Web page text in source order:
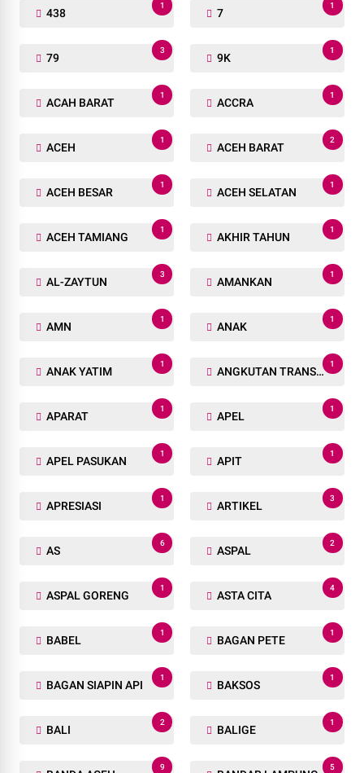
438
1
7
1
79
3
9K
1
ACAH BARAT
1
ACCRA
1
ACEH
1
ACEH BARAT
2
ACEH BESAR
1
ACEH SELATAN
1
ACEH TAMIANG
1
AKHIR TAHUN
1
AL-ZAYTUN
3
AMANKAN
1
AMN
1
ANAK
1
ANAK YATIM
1
ANGKUTAN TRANSPORTASI
1
APARAT
1
APEL
1
APEL PASUKAN
1
APIT
1
APRESIASI
1
ARTIKEL
3
AS
6
ASPAL
2
ASPAL GORENG
1
ASTA CITA
4
BABEL
1
BAGAN PETE
1
BAGAN SIAPIN API
1
BAKSOS
1
BALI
2
BALIGE
1
9 5